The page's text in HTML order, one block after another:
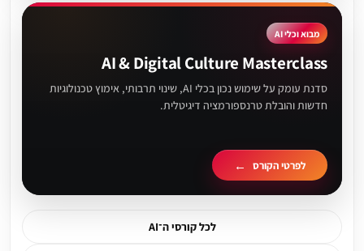
מבוא וכלי AI
AI & Digital Culture Masterclass
סדנת עומק על שימוש נכון בכלי AI, שינוי תרבותי, אימוץ טכנולוגיות
חדשות והובלת טרנספורמציה דיגיטלית.
לפרטי הקורס
לכל קורסי ה־AI